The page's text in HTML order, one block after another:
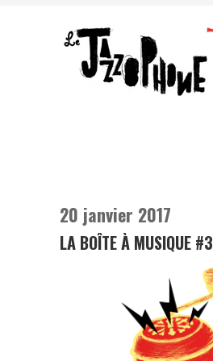
20 janvier 2017
LA BOÎTE À MUSIQUE #3